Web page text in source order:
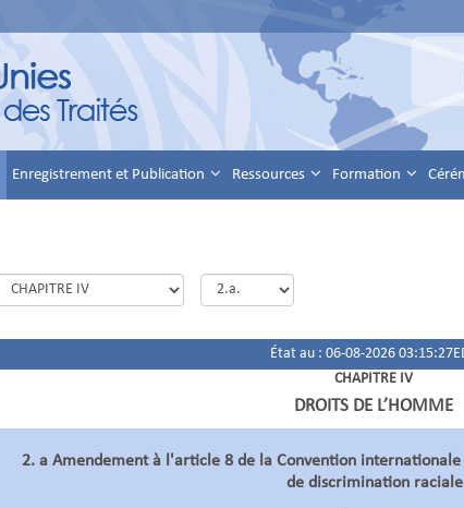
Enregistrement et Publication Ressources Formation
État au : 06-08-2026
CHAPITRE IV
DROITS DE L’HOMME
2. a Amendement à l'article 8 de la Convention
de discrimination raciale